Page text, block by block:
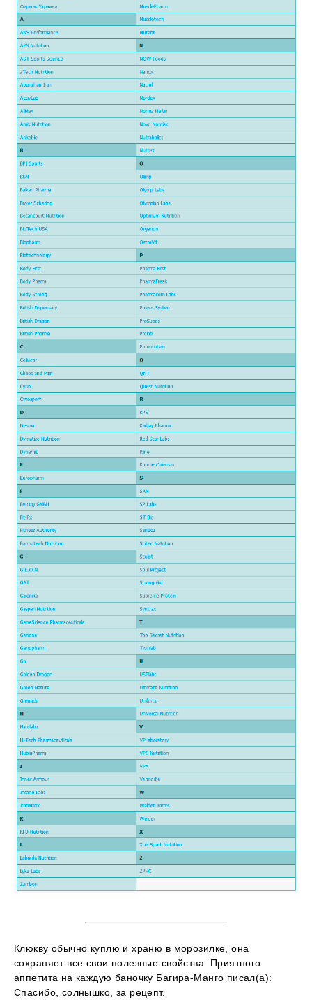
Клюкву обычно куплю и храню в морозилке, она
сохраняет все свои полезные свойства. Приятного
аппетита на каждую баночку Багира-Манго писал(а):
Спасибо, солнышко, за рецепт.